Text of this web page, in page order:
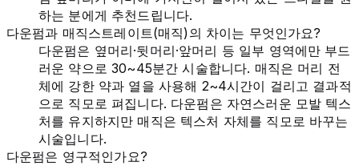
하는 분에게 추천드립니다.
다운펌과 매직스트레이트(매직)의 차이는 무엇인가요?
다운펌은 옆머리·뒷머리·앞머리 등 일부 영역에만 부드
러운 약으로 30~45분간 시술합니다. 매직은 머리 전
체에 강한 약과 열을 사용해 2~4시간이 걸리고 결과적
으로 직모로 펴집니다. 다운펌은 자연스러운 모발 텍스
처를 유지하지만 매직은 텍스처 자체를 직모로 바꾸는
시술입니다.
다운펌은 영구적인가요?